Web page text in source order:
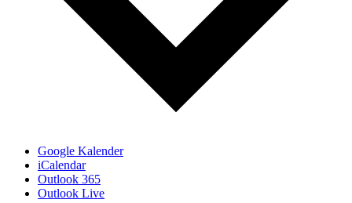
Google Kalender
iCalendar
Outlook 365
Outlook Live